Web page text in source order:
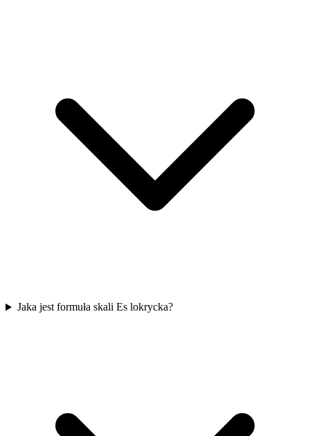
Jaka jest formuła skali Es lokrycka?